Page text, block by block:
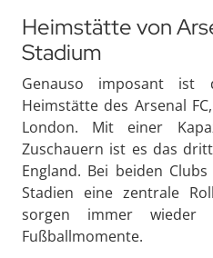
Heimstätte von
Stadium
Genauso imposant ist
Heimstätte des Arsenal
London. Mit einer
Zuschauern ist es das
England. Bei beiden
Stadien eine zentrale
sorgen immer wieder
Fußballmomente.